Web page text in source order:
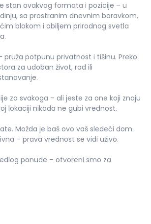
stan ovakvog formata i pozicije – u
sa prostranim dnevnim boravkom,
blokom i obiljem prirodnog svetla
pruža potpunu privatnost i tišinu. Preko
za udoban život, rad ili
za svakoga – ali jeste za one koji znaju
lokaciji nikada ne gubi vrednost.
Možda je baš ovo vaš sledeći dom.
– prava vrednost se vidi uživo.
ponude – otvoreni smo za